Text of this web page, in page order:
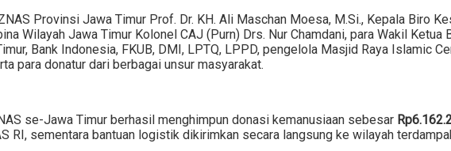
Provinsi Jawa Timur Prof. Dr. KH. Ali Maschan Moesa, M.Si., Kepala Biro
Wilayah Jawa Timur Kolonel CAJ (Purn) Drs. Nur Chamdani, para Wakil
Bank Indonesia, FKUB, DMI, LPTQ, LPPD, pengelola Masjid Raya Islamic
para donatur dari berbagai unsur masyarakat.
se-Jawa Timur berhasil menghimpun donasi kemanusiaan sebesar
RI, sementara bantuan logistik dikirimkan secara langsung ke wilayah